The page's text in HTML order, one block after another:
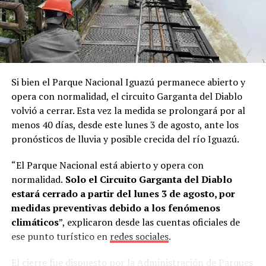
marcarles el futuro”, contó Lory.
A partir de ese contacto, el director del instituto le
ofreciódos becas de capacitacióngratuita por un mes
para operarios de la empresa, con la condición de que
cubriera los pasajes aéreos.La propuesta fue aceptada
de inmediato.
“Mi esposa es profesora de alemán en una escuela
técnica. Esa misma noche la llamé desde Alemania y
hacerlo’”, recordó.
Estudiar alemán para llegar a Alemania
Al regresar aMisiones, Lory conversó con Skölfman y
Burger, quienes aceptaron el desafío y comenzaron a
Si bien el Parque Nacional Iguazú permanece abierto y
opera con normalidad, el circuito Garganta del Diablo
volvió a cerrar. Esta vez la medida se prolongará por al
menos 40 días, desde este lunes 3 de agosto, ante los
pronósticos de lluvia y posible crecida del río Iguazú.
“El Parque Nacional está abierto y opera con
normalidad. Solo el Circuito Garganta del Diablo
estará cerrado a partir del lunes 3 de agosto, por
medidas preventivas debido a los fenómenos
climáticos”, explicaron desde las cuentas oficiales de
ese punto turístico en redes sociales.
El cierre fue dispuesto por la Administración de Parques